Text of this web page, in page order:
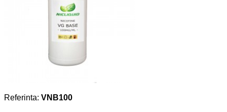
Referinta: VNB100